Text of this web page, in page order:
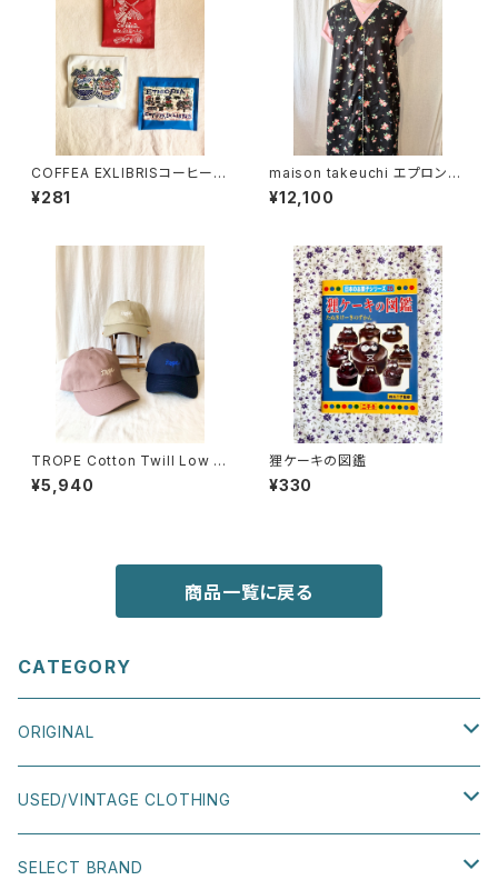
COFFEA EXLIBRISコーヒーバ
ッグ
¥281
maison takeuchi エプロンワ
ンピース
¥12,100
TROPE Cotton Twill Low C
ap
¥5,940
狸ケーキの図鑑
¥330
商品一覧に戻る
CATEGORY
ORIGINAL
TEE
SWEATSHIRT
USED/VINTAGE CLOTHING
TOPS
SELECT BRAND